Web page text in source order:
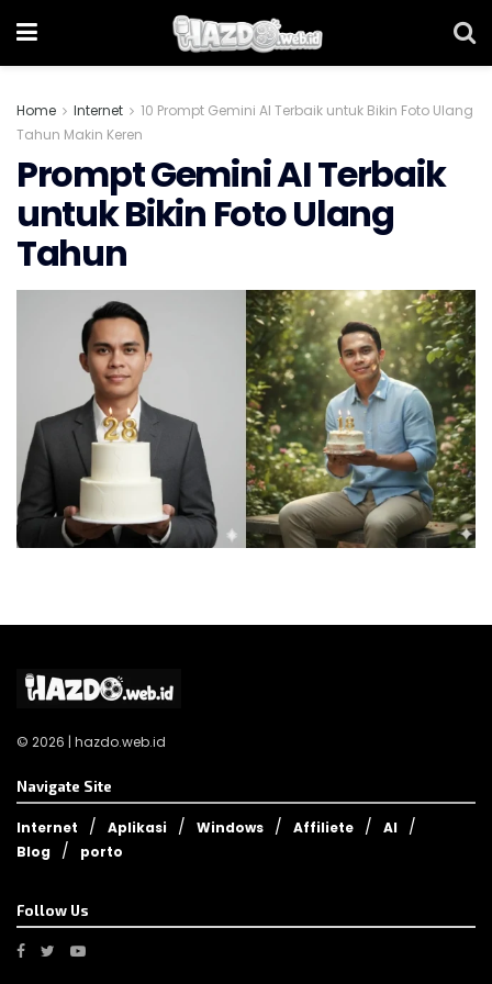
Home Internet
10 Prompt Gemini AI Terbaik untuk Bikin Foto Ulang
Tahun Makin Keren
Prompt Gemini AI Terbaik
untuk Bikin Foto Ulang
Tahun
© 2026 | hazdo.web.id
Navigate Site
Internet Aplikasi Windows Affiliete
AI
Blog
porto
Follow Us